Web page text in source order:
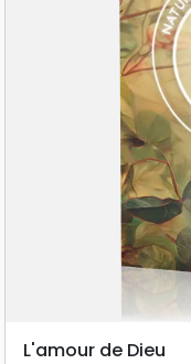
L'amour de Dieu